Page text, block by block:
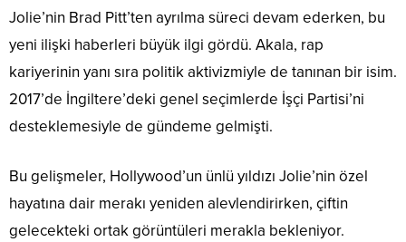
Jolie’nin Brad Pitt’ten ayrılma süreci devam ederken, bu
yeni ilişki haberleri büyük ilgi gördü. Akala, rap
kariyerinin yanı sıra politik aktivizmiyle de tanınan bir isim.
2017’de İngiltere’deki genel seçimlerde İşçi Partisi’ni
desteklemesiyle de gündeme gelmişti.
Bu gelişmeler, Hollywood’un ünlü yıldızı Jolie’nin özel
hayatına dair merakı yeniden alevlendirirken, çiftin
gelecekteki ortak görüntüleri merakla bekleniyor.